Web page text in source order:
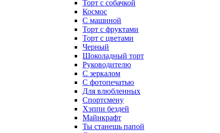
Торт с собачкой
Космос
С машиной
Торт с фруктами
Торт с цветами
Черный
Шоколадный торт
Руководителю
С зеркалом
С фотопечатью
Для влюбленных
Спортсмену
Хэппи бездей
Майнкрафт
Ты станешь папой